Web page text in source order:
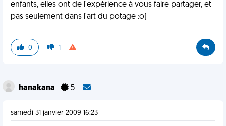
enfants, elles ont de l'expérience à vous faire partager, et
pas seulement dans l'art du potage :o)
0 1
hanakana 5
samedi 31 janvier 2009 16:23